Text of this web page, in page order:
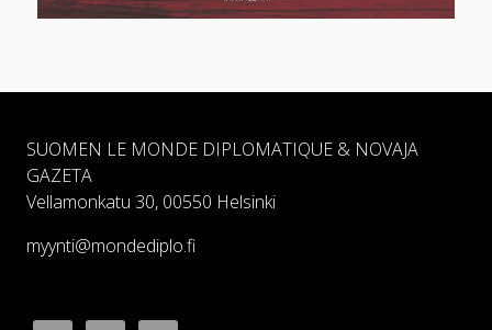
SUOMEN LE MONDE DIPLOMATIQUE & NOVAJA
GAZETA
Vellamonkatu 30, 00550 Helsinki
myynti@mondediplo.fi